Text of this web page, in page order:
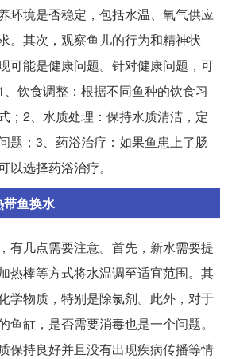
环境是否稳定，包括水温、氧气供应
。其次，观察鱼儿的行为和精神状
可能是健康问题。针对健康问题，可
饮食调整：根据不同鱼种的饮食习
；2、水质处理：保持水质清洁，定
题；3、药浴治疗：如果鱼患上了肠
以选择药浴治疗。
鱼换水
有几点需要注意。首先，新水需要提
热棒等方式将水温调至适宜范围。其
学物质，特别是除氯剂。此外，对于
鱼缸，是否需要消毒也是一个问题。
保持良好并且没有出现疾病传播等情